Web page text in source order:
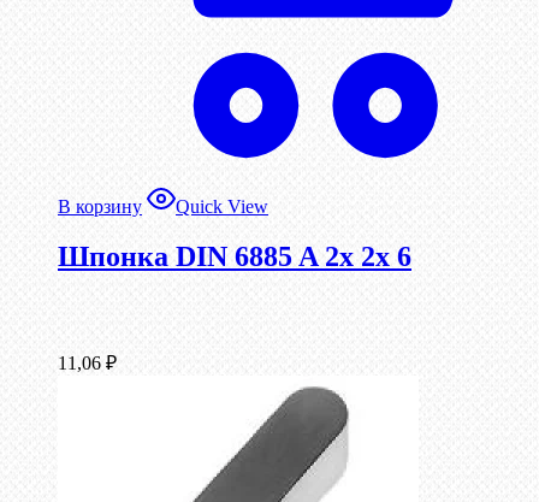
В корзину Quick View
Шпонка DIN 6885 A 2x 2x 6
11,06 ₽